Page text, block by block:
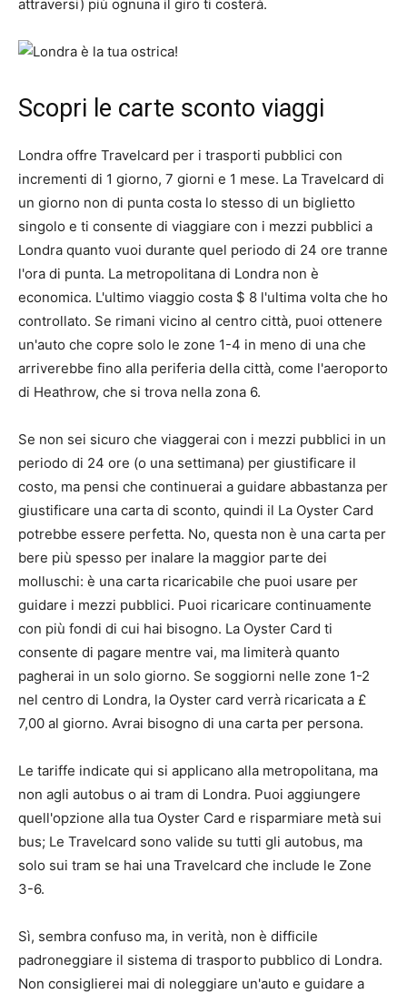
attraversi) più ognuna il giro ti costerà.
Scopri le carte sconto viaggi
Londra offre Travelcard per i trasporti pubblici con
incrementi di 1 giorno, 7 giorni e 1 mese. La Travelcard di
un giorno non di punta costa lo stesso di un biglietto
singolo e ti consente di viaggiare con i mezzi pubblici a
Londra quanto vuoi durante quel periodo di 24 ore tranne
l'ora di punta. La metropolitana di Londra non è
economica. L'ultimo viaggio costa $ 8 l'ultima volta che ho
controllato. Se rimani vicino al centro città, puoi ottenere
un'auto che copre solo le zone 1-4 in meno di una che
arriverebbe fino alla periferia della città, come l'aeroporto
di Heathrow, che si trova nella zona 6.
Se non sei sicuro che viaggerai con i mezzi pubblici in un
periodo di 24 ore (o una settimana) per giustificare il
costo, ma pensi che continuerai a guidare abbastanza per
giustificare una carta di sconto, quindi il La Oyster Card
potrebbe essere perfetta. No, questa non è una carta per
bere più spesso per inalare la maggior parte dei
molluschi: è una carta ricaricabile che puoi usare per
guidare i mezzi pubblici. Puoi ricaricare continuamente
con più fondi di cui hai bisogno. La Oyster Card ti
consente di pagare mentre vai, ma limiterà quanto
pagherai in un solo giorno. Se soggiorni nelle zone 1-2
nel centro di Londra, la Oyster card verrà ricaricata a £
7,00 al giorno. Avrai bisogno di una carta per persona.
Le tariffe indicate qui si applicano alla metropolitana, ma
non agli autobus o ai tram di Londra. Puoi aggiungere
quell'opzione alla tua Oyster Card e risparmiare metà sui
bus; Le Travelcard sono valide su tutti gli autobus, ma
solo sui tram se hai una Travelcard che include le Zone
3-6.
Sì, sembra confuso ma, in verità, non è difficile
padroneggiare il sistema di trasporto pubblico di Londra.
Non consiglierei mai di noleggiare un'auto e guidare a